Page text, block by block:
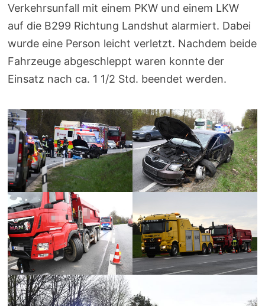
Verkehrsunfall mit einem PKW und einem LKW
auf die B299 Richtung Landshut alarmiert. Dabei
wurde eine Person leicht verletzt. Nachdem beide
Fahrzeuge abgeschleppt waren konnte der
Einsatz nach ca. 1 1/2 Std. beendet werden.